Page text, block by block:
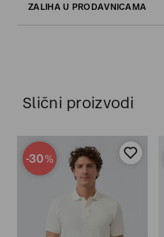
ZALIHA U PRODAVNICAMA
Slični proizvodi
-30%